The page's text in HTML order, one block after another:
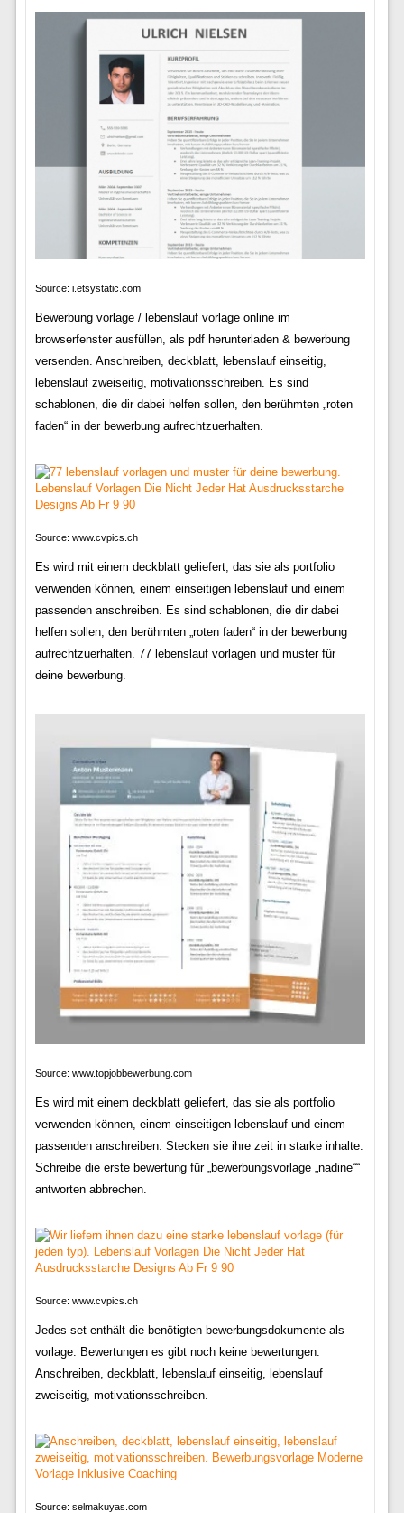
Source: i.etsystatic.com
Bewerbung vorlage / lebenslauf vorlage online im
browserfenster ausfüllen, als pdf herunterladen & bewerbung
versenden. Anschreiben, deckblatt, lebenslauf einseitig,
lebenslauf zweiseitig, motivationsschreiben. Es sind
schablonen, die dir dabei helfen sollen, den berühmten „roten
faden“ in der bewerbung aufrechtzuerhalten.
Source: www.cvpics.ch
Es wird mit einem deckblatt geliefert, das sie als portfolio
verwenden können, einem einseitigen lebenslauf und einem
passenden anschreiben. Es sind schablonen, die dir dabei
helfen sollen, den berühmten „roten faden“ in der bewerbung
aufrechtzuerhalten. 77 lebenslauf vorlagen und muster für
deine bewerbung.
Source: www.topjobbewerbung.com
Es wird mit einem deckblatt geliefert, das sie als portfolio
verwenden können, einem einseitigen lebenslauf und einem
passenden anschreiben. Stecken sie ihre zeit in starke inhalte.
Schreibe die erste bewertung für „bewerbungsvorlage „nadine““
antworten abbrechen.
Source: www.cvpics.ch
Jedes set enthält die benötigten bewerbungsdokumente als
vorlage. Bewertungen es gibt noch keine bewertungen.
Anschreiben, deckblatt, lebenslauf einseitig, lebenslauf
zweiseitig, motivationsschreiben.
Source: selmakuyas.com